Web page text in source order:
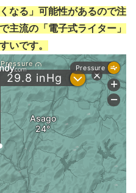
なる」可能性があるので注
流の「電子式ライター」
いです。